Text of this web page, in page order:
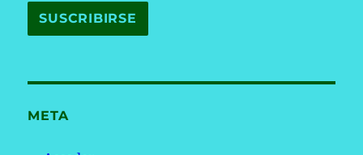
META